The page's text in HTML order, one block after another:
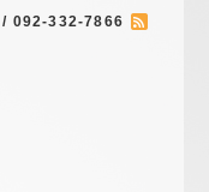
092-332-7866